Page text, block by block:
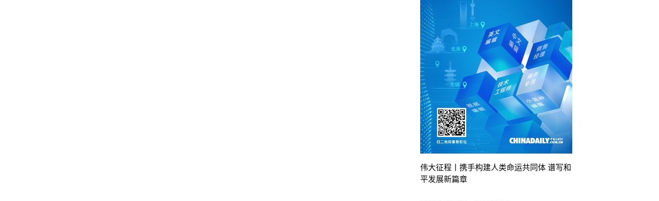
伟大征程丨携手构建人类命运共同体 谱写和
平发展新篇章